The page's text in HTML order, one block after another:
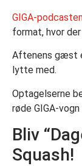
GIGA-
format, hvor
Aftenens gæst
lytte med.
Optagelserne
røde GIGA-
Bliv
Squash!